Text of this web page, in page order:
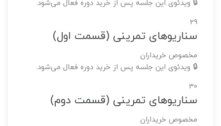
🔒 ویدئوی این جلسه پس از خرید دوره فعال می‌شود.
29
سناریوهای تمرینی (قسمت اول)
مخصوص خریداران
🔒 ویدئوی این جلسه پس از خرید دوره فعال می‌شود.
30
سناریوهای تمرینی (قسمت دوم)
مخصوص خریداران